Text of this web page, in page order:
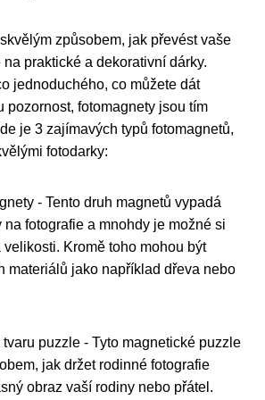
způsobem, jak převést vaše
praktické a dekorativní dárky.
jednoduchého, co můžete dát
pozornost, fotomagnety jsou tím
je 3 zajímavých typů fotomagnetů,
fotodarky:
- Tento druh magnetů vypadá
na fotografie a mnohdy je možné si
Kromě toho mohou být
materiálů jako například dřeva nebo
puzzle - Tyto magnetické puzzle
jak držet rodinné fotografie
obraz vaší rodiny nebo přátel.